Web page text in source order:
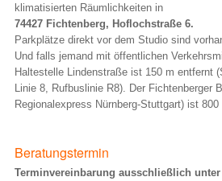
klimatisierten Räumlichkeiten in
74427 Fichtenberg, Hoflochstraße 6.
Parkplätze direkt vor dem Studio sind
Und falls jemand mit öffentlichen
Haltestelle Lindenstraße ist 150 m entfernt
Linie 8, Rufbuslinie R8). Der Fichtenberger
Regionalexpress Nürnberg-Stuttgart) ist 800
Beratungstermin
Terminvereinbarung ausschließlich unter